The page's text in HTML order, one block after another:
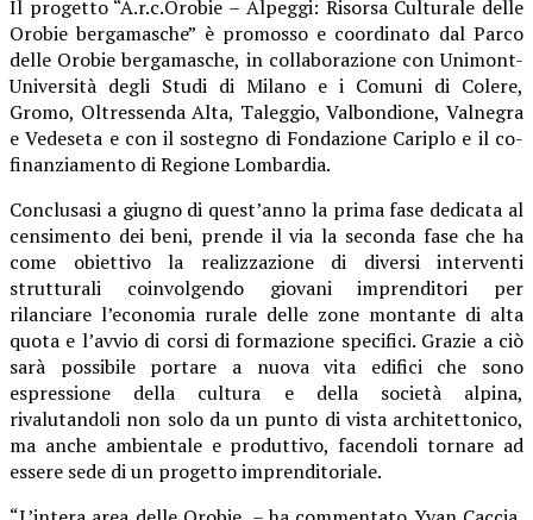
Il progetto “A.r.c.Orobie – Alpeggi: Risorsa Culturale delle
Orobie bergamasche” è promosso e coordinato dal Parco
delle Orobie bergamasche, in collaborazione con Unimont-
Università degli Studi di Milano e i Comuni di Colere,
Gromo, Oltressenda Alta, Taleggio, Valbondione, Valnegra
e Vedeseta e con il sostegno di Fondazione Cariplo e il co-
finanziamento di Regione Lombardia.
Conclusasi a giugno di quest’anno la prima fase dedicata al
censimento dei beni, prende il via la seconda fase che ha
come obiettivo la realizzazione di diversi interventi
strutturali coinvolgendo giovani imprenditori per
rilanciare l’economia rurale delle zone montante di alta
quota e l’avvio di corsi di formazione specifici. Grazie a ciò
sarà possibile portare a nuova vita edifici che sono
espressione della cultura e della società alpina,
rivalutandoli non solo da un punto di vista architettonico,
ma anche ambientale e produttivo, facendoli tornare ad
essere sede di un progetto imprenditoriale.